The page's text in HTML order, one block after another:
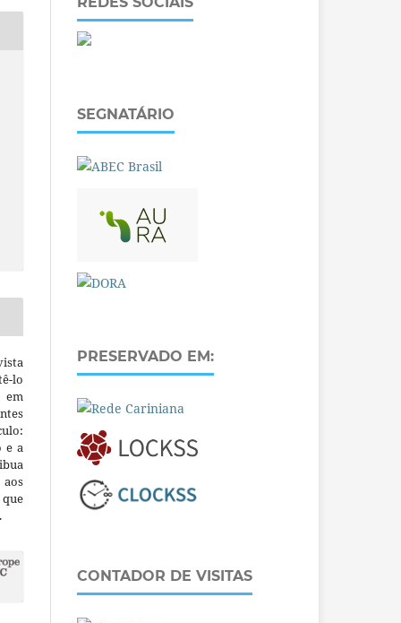
lo
em
e a
SEGNATÁRIO
PRESERVADO EM:
CONTADOR DE VISITAS